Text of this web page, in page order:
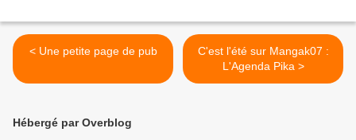
< Une petite page de pub
C'est l'été sur Mangak07 :
L'Agenda Pika >
Hébergé par Overblog